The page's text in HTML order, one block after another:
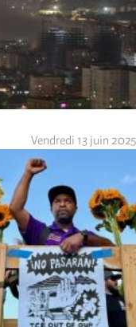
Vendredi 13 juin 2025